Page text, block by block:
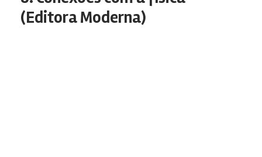
(Editora Moderna)